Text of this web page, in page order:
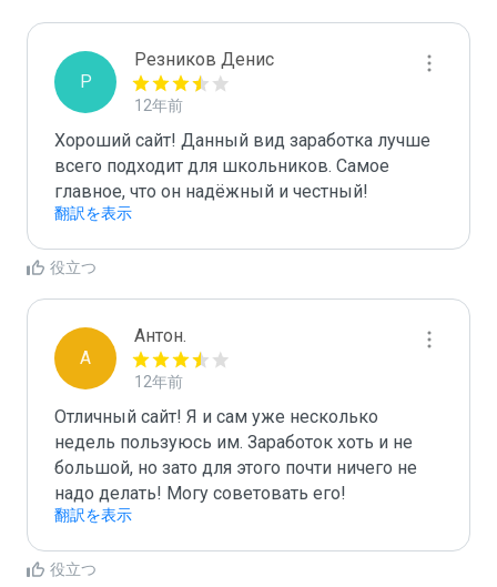
Р
Резников Денис
12年前
Хороший сайт! Данный вид заработка лучше
всего подходит для школьников. Самое
главное, что он надёжный и честный!
翻訳を表示
役立つ
А
Антон.
12年前
Отличный сайт! Я и сам уже несколько
недель пользуюсь им. Заработок хоть и не
большой, но зато для этого почти ничего не
надо делать! Могу советовать его!
翻訳を表示
役立つ